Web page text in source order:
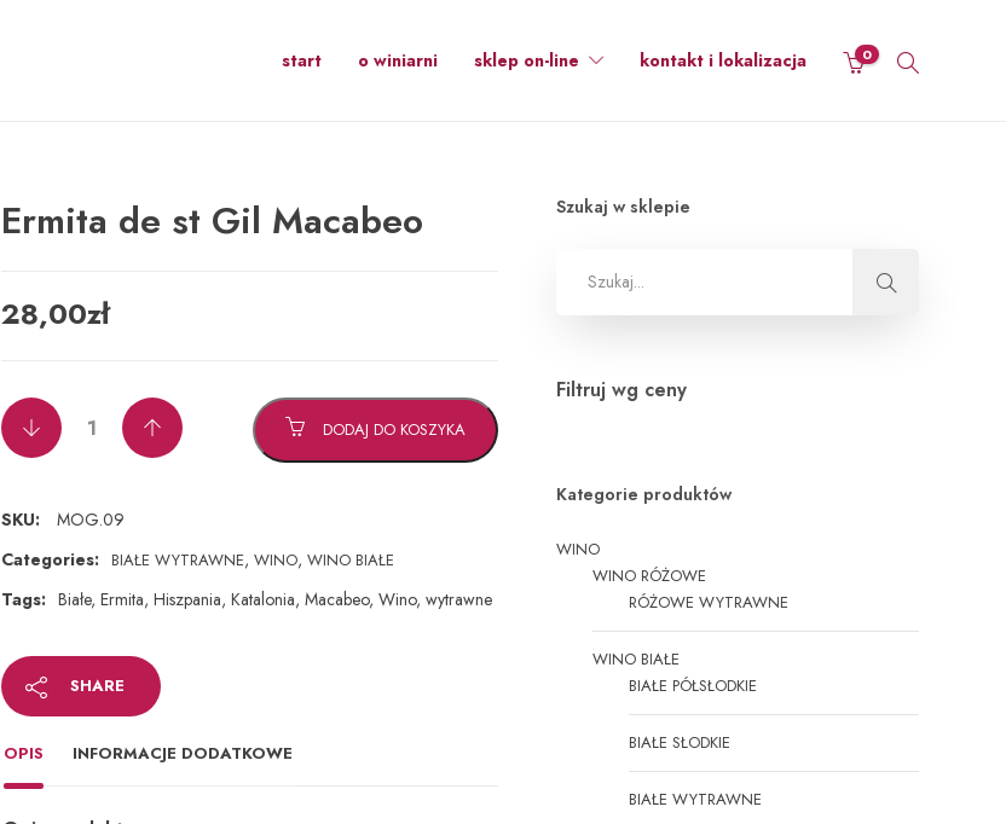
start o winiarni sklep on-line kontakt i lokalizacja 0
Ermita de st Gil Macabeo
28,00zł
DODAJ DO KOSZYKA
SKU:
MOG.09
Categories: BIAŁE WYTRAWNE, WINO, WINO BIAŁE
Tags: Białe, Ermita, Hiszpania, Katalonia, Macabeo, Wino, wytrawne
SHARE
OPIS INFORMACJE DODATKOWE
Szukaj w sklepie
Filtruj wg ceny
Kategorie produktów
WINO
WINO RÓŻOWE
RÓŻOWE WYTRAWNE
WINO BIAŁE
BIAŁE PÓŁSŁODKIE
BIAŁE SŁODKIE
BIAŁE WYTRAWNE